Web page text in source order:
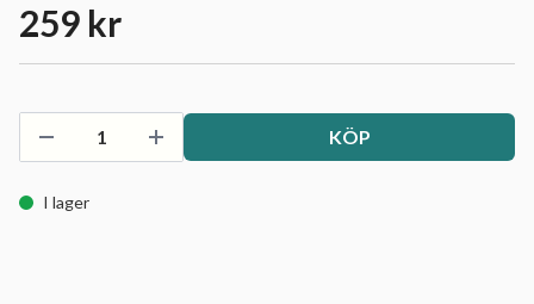
259 kr
KÖP
I lager